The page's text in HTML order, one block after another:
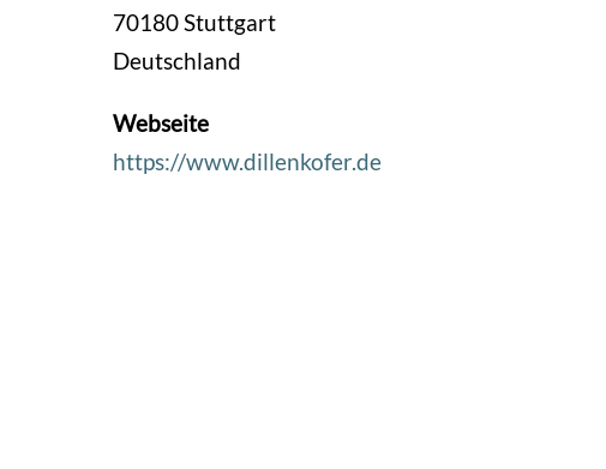
70180Stuttgart
Deutschland
Webseite
https://www.dillenkofer.de